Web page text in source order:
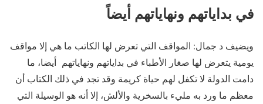
في بداياتهم ونهاياتهم أيضاً
ويضيف د جمال: المواقف التي تعرض لها الكاتب ما هي إلا مواقف
يومية يتعرض لها صغار الأطباء في بداياتهم ونهاياتهم أيضا، ما
دامت الدولة لا تكفل لهم حياة كريمة وقد تجد في ذلك الكتاب أن
معظم ما ورد به مليء بالسخرية والألش، إلا أنه هو الوسيلة التي